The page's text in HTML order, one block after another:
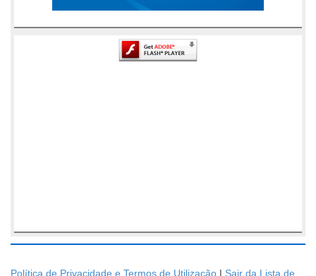
Política de Privacidade e Termos de Utilização | Sair da Lista de